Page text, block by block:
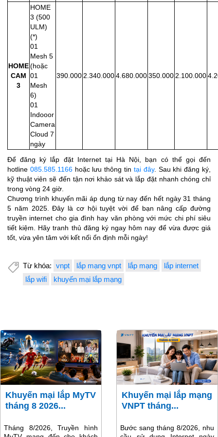
HOME
CAM
3
HOME
3 (500
ULM)
(*)
01
Mesh 5
(hoặc
01
Mesh
6)
01
Indooor
Camera
Cloud 7
ngày
390.0002.340.0004.680.000350.0002.100.000
Để đăng ký lắp đặt Internet tại Hà Nội, bạn có thể gọi đến
hotline 085.585.1166hoặc lưu thông tin tại đây. Sau khi đăng ký,
kỹ thuật viên sẽ đến tận nơi khảo sát và lắp đặt nhanh chóng chỉ
trong vòng 24 giờ.
Chương trình khuyến mãi áp dụng từ nay đến hết ngày 31 tháng
5 năm 2025. Đây là cơ hội tuyệt vời để bạn nâng cấp đường
truyền internet cho gia đình hay văn phòng với mức chi phí siêu
tiết kiệm. Hãy tranh thủ đăng ký ngay hôm nay để vừa được giá
tốt, vừa yên tâm với kết nối ổn định mỗi ngày!
Từ khóa: vnpt lắp mạng vnpt lắp mạng
lắp internet
lắp wifi
khuyến mại lắp mạng
Khuyến mại lắp MyTV
tháng 8 2026...
Tháng 8/2026, Truyền hình
Khuyến mại lắp mạng
VNPT tháng...
Bước sang tháng 8/2026, nhu